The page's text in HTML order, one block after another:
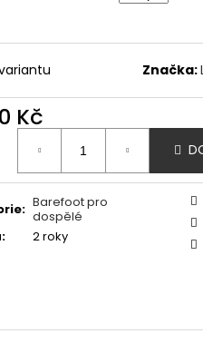
Značka:
Kč
: Barefoot pro
dospělé
: 2 roky